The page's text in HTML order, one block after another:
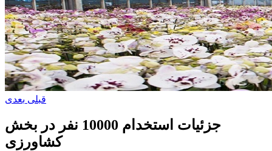
قبلی بعدی
جزئیات استخدام 10000 نفر در بخش
کشاورزی